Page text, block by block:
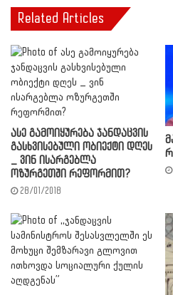
Related Articles
ასე გამოიყურება ჯანდაცვის
გასხვისებული ობიექტი დღეს
_ ვინ ისარგებლა
ოზურგეთში რეფორმით?
28/01/2018